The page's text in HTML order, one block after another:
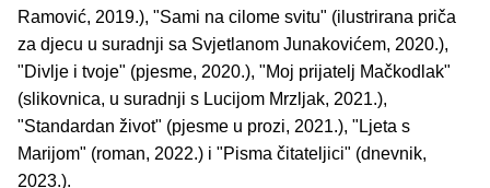
Ramović, 2019.), "Sami na cilome svitu" (ilustrirana priča
za djecu u suradnji sa Svjetlanom Junakovićem, 2020.),
"Divlje i tvoje" (pjesme, 2020.), "Moj prijatelj Mačkodlak"
(slikovnica, u suradnji s Lucijom Mrzljak, 2021.),
"Standardan život" (pjesme u prozi, 2021.), "Ljeta s
Marijom" (roman, 2022.) i "Pisma čitateljici" (dnevnik,
2023.).